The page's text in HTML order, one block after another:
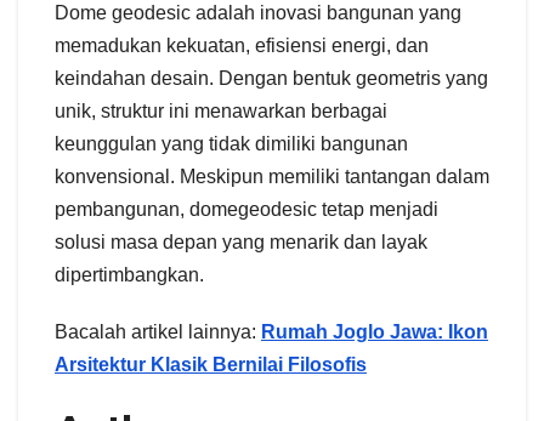
Dome geodesic adalah inovasi bangunan yang
memadukan kekuatan, efisiensi energi, dan
keindahan desain. Dengan bentuk geometris yang
unik, struktur ini menawarkan berbagai
keunggulan yang tidak dimiliki bangunan
konvensional. Meskipun memiliki tantangan dalam
pembangunan, domegeodesic tetap menjadi
solusi masa depan yang menarik dan layak
dipertimbangkan.
Bacalah artikel lainnya: Rumah Joglo Jawa: Ikon
Arsitektur Klasik Bernilai Filosofis